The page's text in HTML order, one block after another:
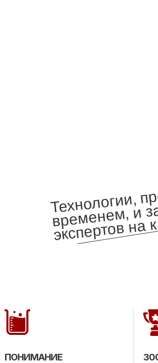
Технологии,
м, и
ПОНИМАНИЕ